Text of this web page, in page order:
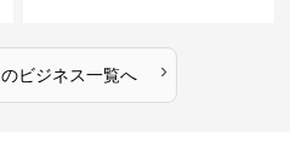
のビジネス一覧へ ›